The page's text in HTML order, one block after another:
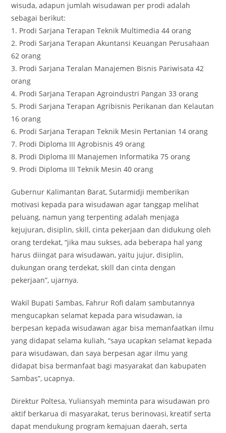
wisuda, adapun jumlah wisudawan per prodi adalah
sebagai berikut:
1. Prodi Sarjana Terapan Teknik Multimedia 44 orang
2. Prodi Sarjana Terapan Akuntansi Keuangan Perusahaan
62 orang
3. Prodi Sarjana Teralan Manajemen Bisnis Pariwisata 42
orang
4. Prodi Sarjana Terapan Agroindustri Pangan 33 orang
5. Prodi Sarjana Terapan Agribisnis Perikanan dan Kelautan
16 orang
6. Prodi Sarjana Terapan Teknik Mesin Pertanian 14 orang
7. Prodi Diploma III Agrobisnis 49 orang
8. Prodi Diploma III Manajemen Informatika 75 orang
9. Prodi Diploma III Teknik Mesin 40 orang
Gubernur Kalimantan Barat, Sutarmidji memberikan
motivasi kepada para wisudawan agar tanggap melihat
peluang, namun yang terpenting adalah menjaga
kejujuran, disiplin, skill, cinta pekerjaan dan didukung oleh
orang terdekat, “jika mau sukses, ada beberapa hal yang
harus diingat para wisudawan, yaitu jujur, disiplin,
dukungan orang terdekat, skill dan cinta dengan
pekerjaan”, ujarnya.
Wakil Bupati Sambas, Fahrur Rofi dalam sambutannya
mengucapkan selamat kepada para wisudawan, ia
berpesan kepada wisudawan agar bisa memanfaatkan ilmu
yang didapat selama kuliah, “saya ucapkan selamat kepada
para wisudawan, dan saya berpesan agar ilmu yang
didapat bisa bermanfaat bagi masyarakat dan kabupaten
Sambas”, ucapnya.
Direktur Poltesa, Yuliansyah meminta para wisudawan pro
aktif berkarua di masyarakat, terus berinovasi, kreatif serta
dapat mendukung program kemajuan daerah, serta